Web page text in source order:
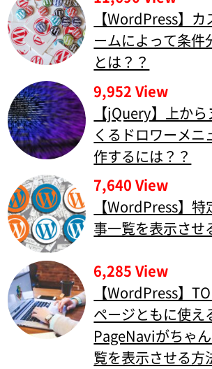
【WordPress】
ームによって条件
とは？？
9,952 View
【jQuery】上か
くるドロワーメニ
作するには？？
7,640 View
【WordPress】
事一覧を表示させ
6,285 View
【WordPress】
ページともに使え
PageNaviがちゃ
覧を表示させる方